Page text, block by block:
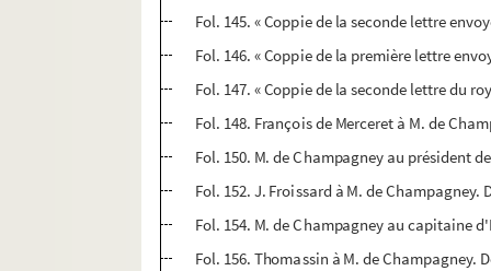
Fol. 145. « Coppie de la seconde lettre
Fol. 146. « Coppie de la première lettre
Fol. 147. « Coppie de la seconde lettre du
Fol. 148. François de Merceret à M. de
Fol. 150. M. de Champagney au président
Fol. 152. J. Froissard à M. de Champagney.
Fol. 154. M. de Champagney au capitaine
Fol. 156. Thomassin à M. de Champagney.